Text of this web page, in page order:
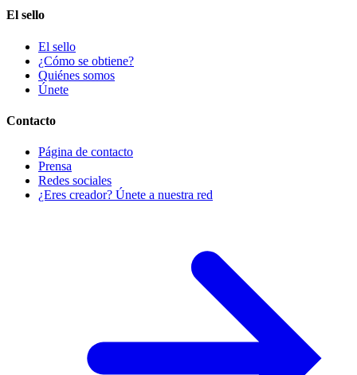
El sello
El sello
¿Cómo se obtiene?
Quiénes somos
Únete
Contacto
Página de contacto
Prensa
Redes sociales
¿Eres creador? Únete a nuestra red